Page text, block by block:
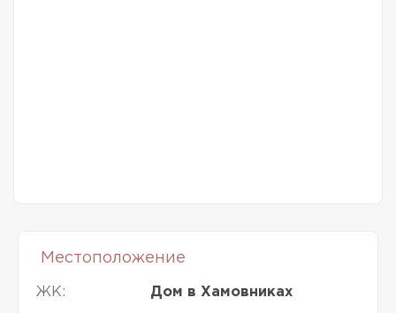
Местоположение
ЖК: Дом в Хамовниках